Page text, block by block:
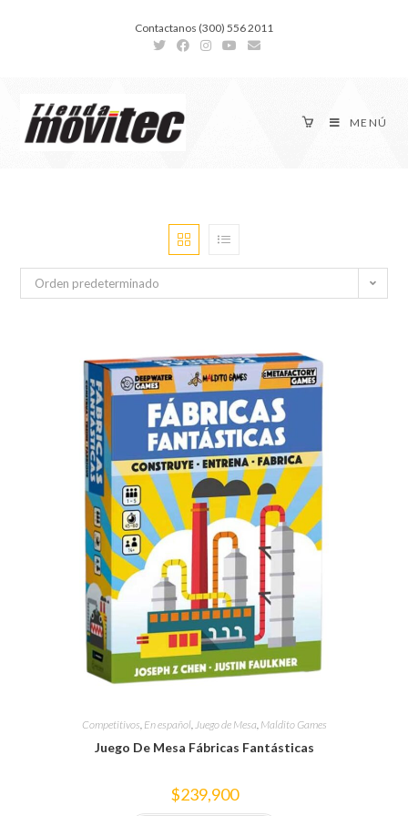
Contactanos (300) 556 2011
MENÚ
Orden predeterminado
Competitivos En español, Juego de Mesa Maldito Games
Juego De Mesa Fábricas Fantásticas
$239,900